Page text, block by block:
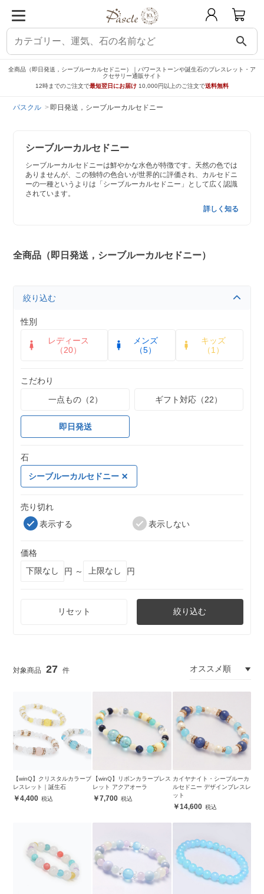
search
全商品（即日発送，シーブルーカルセドニー）｜パワーストーンや誕生石のブレスレット・ア
クセサリー通販サイト
12時までのご注文で最短翌日にお届け 10,000円以上のご注文で送料無料
パスクル 即日発送，シーブルーカルセドニー
シーブルーカルセドニー
シーブルーカルセドニーは鮮やかな水色が特徴です。天然の色では
ありませんが、この独特の色合いが世界的に評価され、カルセドニ
ーの一種というよりは「シーブルーカルセドニー」として広く認識
されています。
詳しく知る
全商品（即日発送，シーブルーカルセドニー）
絞り込む
性別
レディース
（20）
メンズ
（5）
キッズ
（1）
こだわり
一点もの（2）
ギフト対応（22）
即日発送
石
シーブルーカルセドニー
売り切れ
表示する
表示しない
価格
円 ～
円
リセット 絞り込む
27
【winQ】クリスタルカラーブ
レスレット｜誕生石
4,400
【winQ】リボンカラーブレス
レット アクアオーラ
7,700
カイヤナイト・シーブルーカ
ルセドニー デザインブレスレ
ット
14,600